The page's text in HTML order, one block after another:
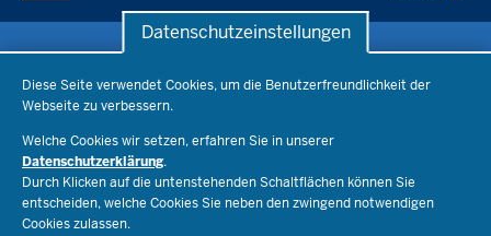
Datenschutzeinstellungen
Diese Seite verwendet Cookies, um die Benutzerfreundlichkeit der
Webseite zu verbessern.
Welche Cookies wir setzen, erfahren Sie in unserer
Datenschutzerklärung.
Durch Klicken auf die untenstehenden Schaltflächen können Sie
entscheiden, welche Cookies Sie neben den zwingend notwendigen
Cookies zulassen.
Bildungsthemen
Lehrkräfte
Recht
Schulleben
Ministerium
Ministerin Dorothee Feller
Staatssekretär Dr. Urban Mauer
Presse